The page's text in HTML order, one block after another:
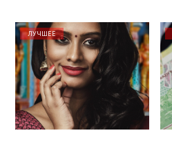
ЛУЧШЕЕ